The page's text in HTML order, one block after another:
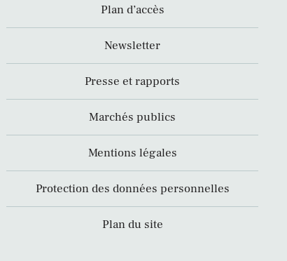
Plan d’accès
Newsletter
Presse et rapports
Marchés publics
Mentions légales
Protection des données personnelles
Plan du site